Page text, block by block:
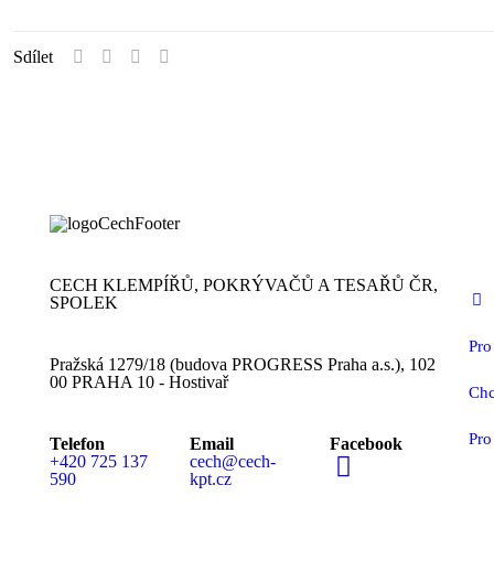
Sdílet
CECH KLEMPÍŘŮ, POKRÝVAČŮ A TESAŘŮ ČR,
SPOLEK
Pražská 1279/18 (budova PROGRESS Praha a.s.), 102
00 PRAHA 10 - Hostivař
Telefon
+420 725 137
590
Email
cech@cech-
kpt.cz
Facebook